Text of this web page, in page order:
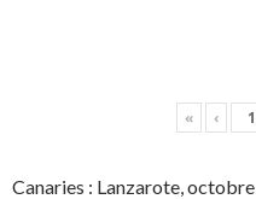
« ‹
Canaries : Lanzarote, octobre